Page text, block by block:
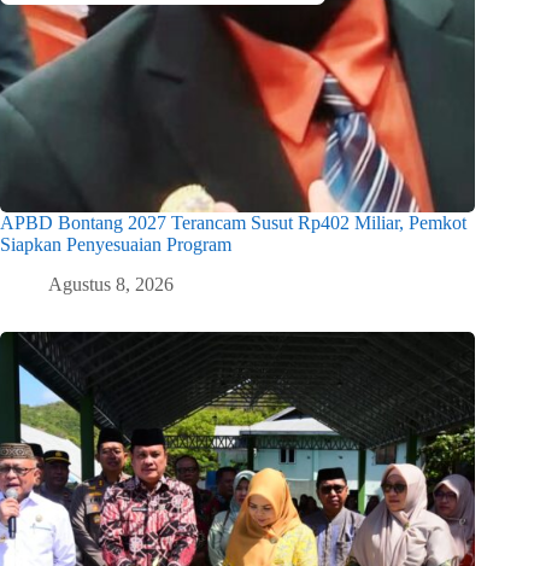
APBD Bontang 2027 Terancam Susut Rp402 Miliar, Pemkot
Siapkan Penyesuaian Program
Agustus 8, 2026